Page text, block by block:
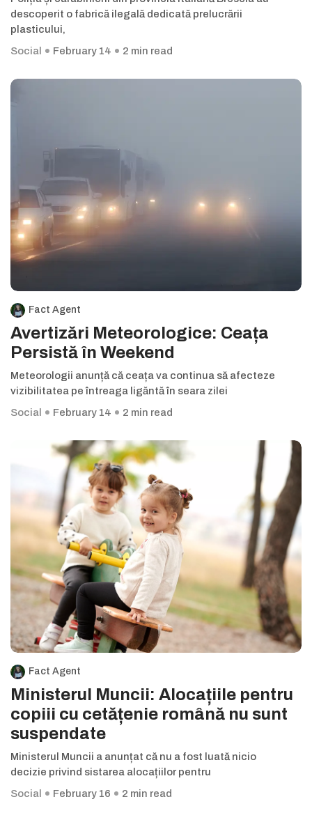
descoperit o fabrică ilegală dedicată prelucrării
plasticului,
Social
February 14 2 min read
Fact Agent
Avertizări Meteorologice: Ceața
Persistă în Weekend
Meteorologii anunță că ceața va continua să afecteze
vizibilitatea pe întreaga ligăntă în seara zilei
Social
February 14 2 min read
Fact Agent
Ministerul Muncii: Alocațiile pentru
copiii cu cetățenie română nu sunt
suspendate
Ministerul Muncii a anunțat că nu a fost luată nicio
decizie privind sistarea alocațiilor pentru
Social
February 16 2 min read